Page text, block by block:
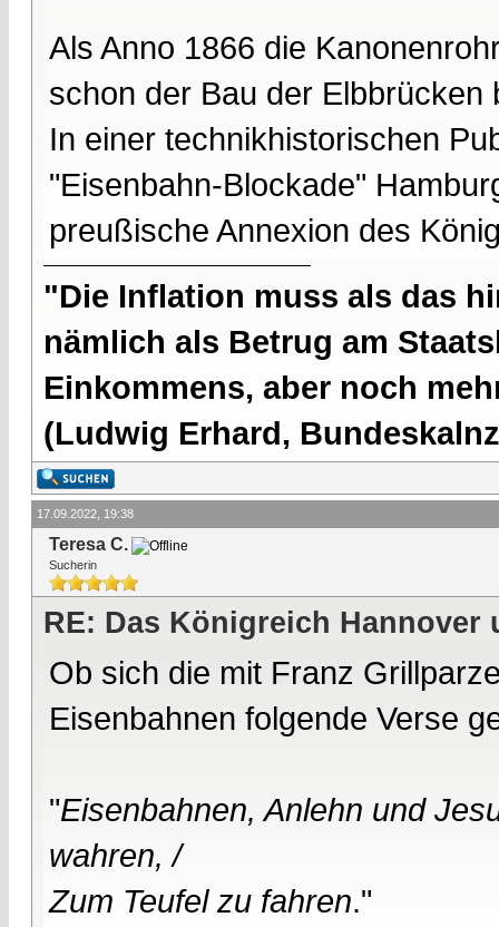
Als Anno 1866 die
schon der Bau der Elbbrücken
In einer technikhistorischen
"Eisenbahn-Blockade"
preußische Annexion des
"Die Inflation muss als das
nämlich als Betrug am
Einkommens, aber noch
(Ludwig Erhard,
17.09.2022, 19:38
Teresa C.
Sucherin
RE: Das Königreich Hannover
Ob sich die mit Franz
Eisenbahnen folgende Verse
"Eisenbahnen, Anlehn und
wahren, /
Zum Teufel zu fahren."